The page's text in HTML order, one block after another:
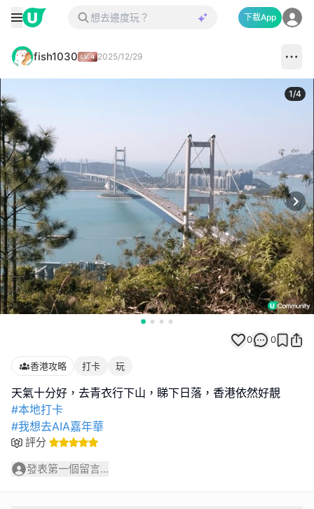
下載App
fish1030 2025/12/29
1/4
0 0
香港攻略 打卡 玩
#本地打卡
#我想去AIA嘉年華
評分
發表第一個留言...